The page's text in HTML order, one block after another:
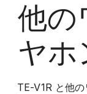
他の
ヤホ
TE-V1Rと他の